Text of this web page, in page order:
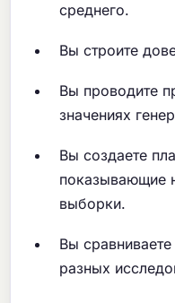
среднего.
Вы строите
Вы проводите
значениях
Вы создаете
показывающие
выборки.
Вы
разных